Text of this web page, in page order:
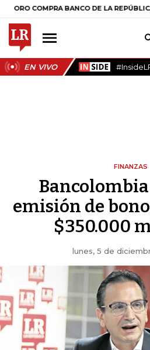
COMPRA BANCO DE LA REPÚBLICA $
EN VIVO
FINANZAS
emisión de
$350.000
lunes, 5 de